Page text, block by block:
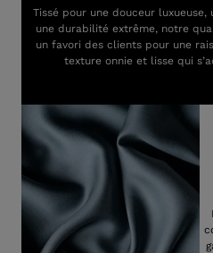
Tissé pour une douceur
une durabilité extrême, notre
un favori des clients pour une
texture onnie et lisse qui